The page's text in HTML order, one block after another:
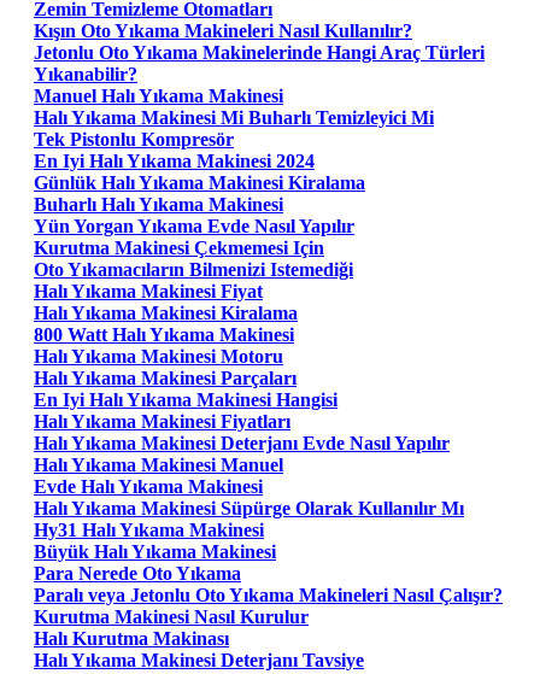
Zemin Temizleme Otomatları
Kışın Oto Yıkama Makineleri Nasıl Kullanılır?
Jetonlu Oto Yıkama Makinelerinde Hangi Araç Türleri
Yıkanabilir?
Manuel Halı Yıkama Makinesi
Halı Yıkama Makinesi Mi Buharlı Temizleyici Mi
Tek Pistonlu Kompresör
En Iyi Halı Yıkama Makinesi 2024
Günlük Halı Yıkama Makinesi Kiralama
Buharlı Halı Yıkama Makinesi
Yün Yorgan Yıkama Evde Nasıl Yapılır
Kurutma Makinesi Çekmemesi Için
Oto Yıkamacıların Bilmenizi Istemediği
Halı Yıkama Makinesi Fiyat
Halı Yıkama Makinesi Kiralama
800 Watt Halı Yıkama Makinesi
Halı Yıkama Makinesi Motoru
Halı Yıkama Makinesi Parçaları
En Iyi Halı Yıkama Makinesi Hangisi
Halı Yıkama Makinesi Fiyatları
Halı Yıkama Makinesi Deterjanı Evde Nasıl Yapılır
Halı Yıkama Makinesi Manuel
Evde Halı Yıkama Makinesi
Halı Yıkama Makinesi Süpürge Olarak Kullanılır Mı
Hy31 Halı Yıkama Makinesi
Büyük Halı Yıkama Makinesi
Para Nerede Oto Yıkama
Paralı veya Jetonlu Oto Yıkama Makineleri Nasıl Çalışır?
Kurutma Makinesi Nasıl Kurulur
Halı Kurutma Makinası
Halı Yıkama Makinesi Deterjanı Tavsiye